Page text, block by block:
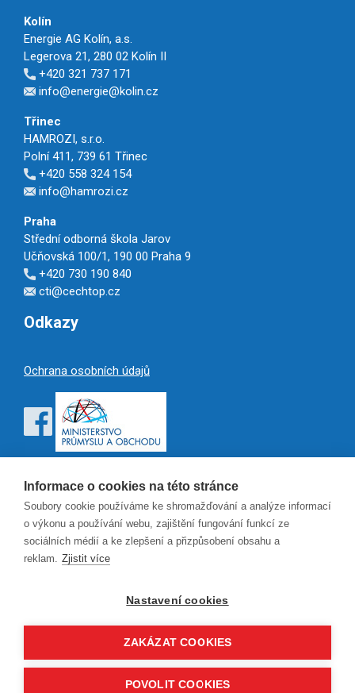
Kolín
Energie AG Kolín, a.s.
Legerova 21, 280 02 Kolín II
+420 321 737 171
info@energie@kolin.cz
Třinec
HAMROZI, s.r.o.
Polní 411, 739 61 Třinec
+420 558 324 154
info@hamrozi.cz
Praha
Střední odborná škola Jarov
Učňovská 100/1, 190 00 Praha 9
+420 730 190 840
cti@cechtop.cz
Odkazy
Ochrana osobních údajů
Informace o cookies na této stránce
Soubory cookie používáme ke shromažďování a analýze informací
o výkonu a používání webu, zajištění fungování funkcí ze
sociálních médií a ke zlepšení a přizpůsobení obsahu a
reklam. Zjistit více
Nastavení cookies
ZAKÁZAT COOKIES
POVOLIT COOKIES